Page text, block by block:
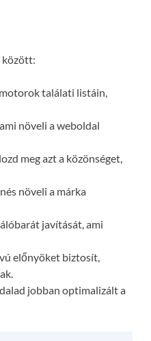
között:
találati listáin,
növeli a weboldal
meg azt a közönséget,
növeli a márka
javítását, ami
előnyöket biztosít,
jobban optimalizált a